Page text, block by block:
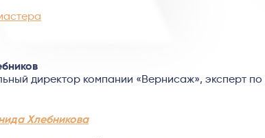
директор компании «Вернисаж», эксперт
Хлебникова